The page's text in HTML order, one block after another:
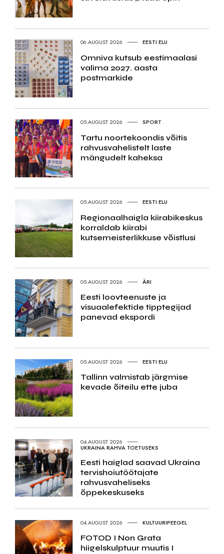
06.AUGUST 2026 EESTI ELU
Omniva kutsub eestimaalasi
valima 2027. aasta
postmarkide
05.AUGUST 2026 SPORT
Tartu noortekoondis võitis
rahvusvahelistelt laste
mängudelt kaheksa
05.AUGUST 2026 EESTI ELU
Regionaalhaigla kiirabikeskus
korraldab kiirabi
kutsemeisterlikkuse võistlusi
05.AUGUST 2026 ÄRI
Eesti loovteenuste ja
visuaalefektide tipptegijad
panevad ekspordi
05.AUGUST 2026 EESTI ELU
Tallinn valmistab järgmise
kevade õiteilu ette juba
04.AUGUST 2026
UKRAINA RAHVA TOETUSEKS
Eesti haiglad saavad Ukraina
tervishoiutöötajate
rahvusvaheliseks
õppekeskuseks
04.AUGUST 2026 KULTUURIPEEGEL
FOTOD I Non Grata
hiigelskulptuur muutis I